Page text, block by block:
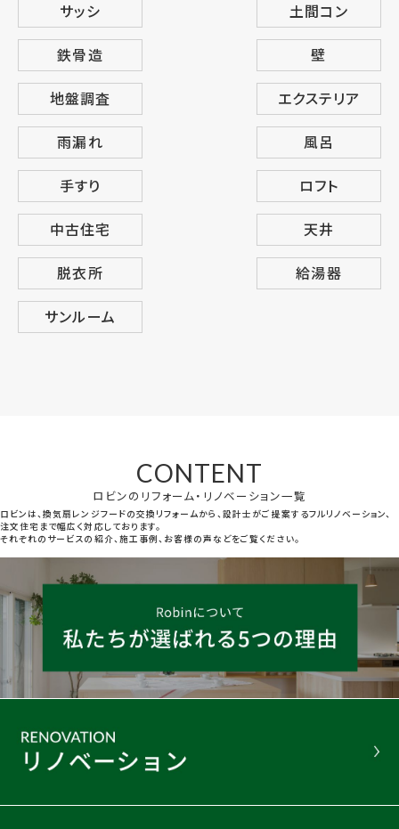
サッシ 土間コン
鉄骨造 壁
地盤調査 エクステリア
雨漏れ 風呂
手すり ロフト
中古住宅 天井
脱衣所 給湯器
サンルーム
CONTENT
ロビンのリフォーム・リノベーション一覧
ロビンは、換気扇レンジフードの交換リフォームから、設計士がご提案するフルリノベーション、
注文住宅まで幅広く対応しております。
それぞれのサービスの紹介、施工事例、お客様の声などをご覧ください。